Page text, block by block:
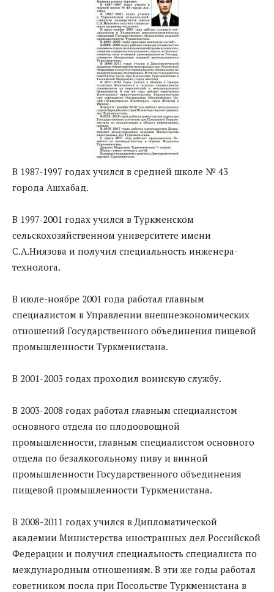
В 1987-1997 годах учился в средней школе № 43
города Ашхабад.
В 1997-2001 годах учился в Туркменском
сельскохозяйственном университете имени
С.А.Ниязова и получил специальность инженера-
технолога.
В июле-ноябре 2001 года работал главным
специалистом в Управлении внешнеэкономических
отношений Государственного объединения пищевой
промышленности Туркменистана.
В 2001-2003 годах проходил воинскую службу.
В 2003-2008 годах работал главным специалистом
основного отдела по плодоовощной
промышленности, главным специалистом основного
отдела по безалкогольному пиву и винной
промышленности Государственного объединения
пищевой промышленности Туркменистана.
В 2008-2011 годах учился в Дипломатической
академии Министерства иностранных дел Российской
Федерации и получил специальность специалиста по
международным отношениям. В эти же годы работал
советником посла при Посольстве Туркменистана в